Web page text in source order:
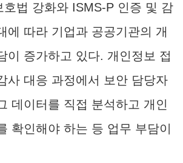
호법 강화와 ISMS-P 인증 및 감
에 따라 기업과 공공기관의 개
이 증가하고 있다. 개인정보 접
사 대응 과정에서 보안 담당자
데이터를 직접 분석하고 개인
확인해야 하는 등 업무 부담이